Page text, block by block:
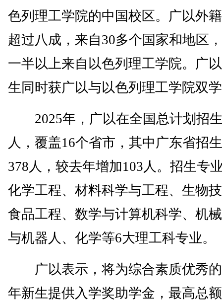
色列理工学院的中国校区。广以外
超过八成，来自30多个国家和地区
一半以上来自以色列理工学院。广
生同时获广以与以色列理工学院双
2025年，广以在全国总计划招
人，覆盖16个省市，其中广东省招
378人，较去年增加103人。招生专
化学工程、材料科学与工程、生物
食品工程、数学与计算机科学、机
与机器人、化学等6大理工科专业。
广以表示，将为综合素质优秀的
年新生提供入学奖助学金，最高总